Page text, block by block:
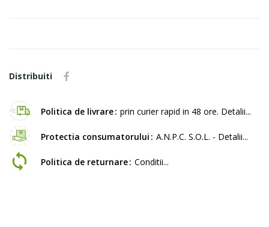
Distribuiti
Politica de livrare prin curier rapid in 48 ore. Detalii...
Protectia consumatorului A.N.P.C. S.O.L. - Detalii...
Politica de returnare Conditii...